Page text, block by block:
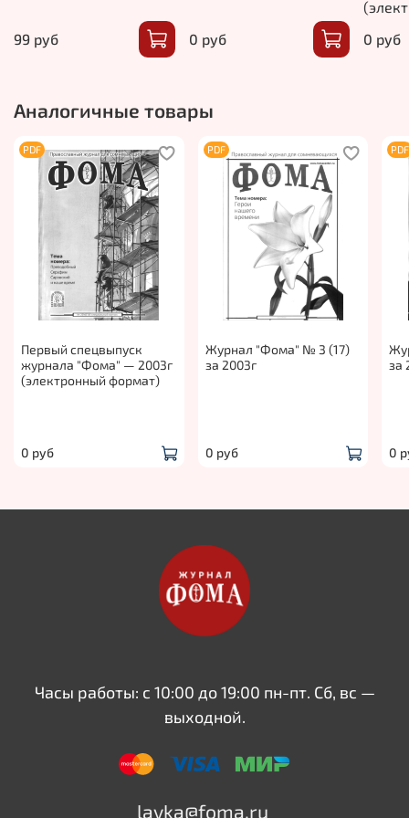
99 руб 0 руб
0 руб
Аналогичные товары
PDF
Первый спецвыпуск
журнала "Фома" — 2003г
(электронный формат)
0 руб
PDF
Журнал "Фома" № 3 (17)
за 2003г
0 руб
PDF
за
0
Часы работы: с 10:00 до 19:00 пн-пт. Сб, вс —
выходной.
lavka@foma.ru